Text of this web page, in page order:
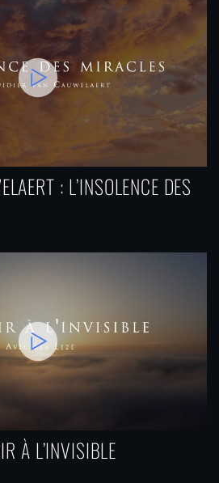
: L’INSOLENCE DES
À L’INVISIBLE